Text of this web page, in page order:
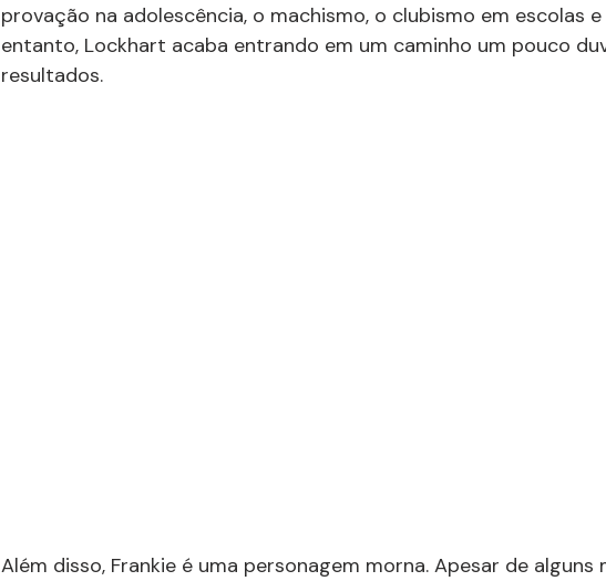
provação na adolescência, o machismo, o clubismo em escolas
entanto, Lockhart acaba entrando em um caminho um pouco
resultados.
Além disso, Frankie é uma personagem morna. Apesar de alguns